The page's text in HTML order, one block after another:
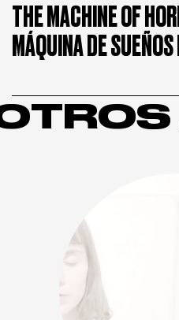
THE MACHINE OF
MÁQUINA DE